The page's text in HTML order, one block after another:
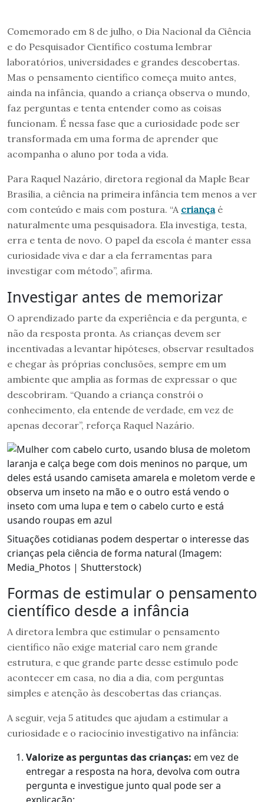
Comemorado em 8 de julho, o Dia Nacional da Ciência
e do Pesquisador Científico costuma lembrar
laboratórios, universidades e grandes descobertas.
Mas o pensamento científico começa muito antes,
ainda na infância, quando a criança observa o mundo,
faz perguntas e tenta entender como as coisas
funcionam. É nessa fase que a curiosidade pode ser
transformada em uma forma de aprender que
acompanha o aluno por toda a vida.
Para Raquel Nazário, diretora regional da Maple Bear
Brasília, a ciência na primeira infância tem menos a ver
com conteúdo e mais com postura. “A criançaé
naturalmente uma pesquisadora. Ela investiga, testa,
erra e tenta de novo. O papel da escola é manter essa
curiosidade viva e dar a ela ferramentas para
investigar com método”, afirma.
Investigar antes de memorizar
O aprendizado parte da experiência e da pergunta, e
não da resposta pronta. As crianças devem ser
incentivadas a levantar hipóteses, observar resultados
e chegar às próprias conclusões, sempre em um
ambiente que amplia as formas de expressar o que
descobriram. “Quando a criança constrói o
conhecimento, ela entende de verdade, em vez de
apenas decorar”, reforça Raquel Nazário.
Situações cotidianas podem despertar o interesse das
crianças pela ciência de forma natural (Imagem:
Media_Photos | Shutterstock)
Formas de estimular o pensamento
científico desde a infância
A diretora lembra que estimular o pensamento
científico não exige material caro nem grande
estrutura, e que grande parte desse estímulo pode
acontecer em casa, no dia a dia, com perguntas
simples e atenção às descobertas das crianças.
A seguir, veja 5 atitudes que ajudam a estimular a
curiosidade e o raciocínio investigativo na infância:
Valorize as perguntas das crianças: em vez de
entregar a resposta na hora, devolva com outra
pergunta e investigue junto qual pode ser a